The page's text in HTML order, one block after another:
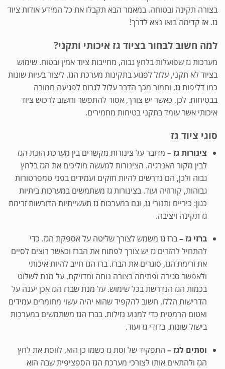
בצורה תקינה ובטוחה. במאמר הבא תקבלו את כל המידע אודות ציוד
גז. אז קדימה בואו נצא לדרך!
למה חשוב לבחור בציוד גז איכותי ותקני?
מערכות גז שפועלות בלחץ גבוה, מחייבות ציוד אמין ובטוח. שימוש
בציוד לא תקני, עלול לפגוע בתקינות מערכת הגז, ליצור בעיות שונות
כמו דליפות גז, וחמור מכך הדבר עלול לגרום לפגיעה חמורה
בבטיחות. לכן, כאשר יש צורך, אסור להתפשר וחשוב לרכוש ציוד
איכותי אשר עומד בתקני בטיחות מחמירים.
סוגי ציוד גז
צינורות גז – מדובר על צינורות מקשרים בין מערכת הזנת הגז
לבין מקור האנרגיה. הצינורות למעשה מוליכים את הגז בלחץ
גבוה ולכן, הם נדרשים להיות חזקים ועמידים בפני טמפרטורות
גבוהות, קורוזיה ועוד. בצינורות גז משתמשים במערכות ביתיות
כגון: כיריים ותנורי גז, וגם במערכות גז תעשייתיות הדורשות זרימת
גז תקינה ויציבה.
ברזי גז –ברז גז משמש לצורך שליטה על אספקת הגז. כדי
להתחיל להזרים גז יש צורך לפתוח את הברז וכאשר רוצים לסיים
את זרימת הגז, סוגרים את הברז. ברז הגז חייב להיות איכותי
ולאפשר סגירה ופתיחה בצורה נוחה ומדויקת, על מנת לשלוט
בכמות הגז הנדרשת בכל שימוש. על מנת שברז הגז אכן יענה על
הדרישות הללו, חשוב להקפיד שהוא יהיה עשוי מחומרים עמידים
ואטום הרמטית כדי למנוע נזילות. בברז הגז משתמשים במערכות
בישול שונות, בדודי גז ועוד.
וסתים לגז –התפקיד של וסת גז כשמו כן הוא, לווסת את לחץ
הגז ולהתאים אותו לצורכי מערכת הגז הספציפית שבה הוא